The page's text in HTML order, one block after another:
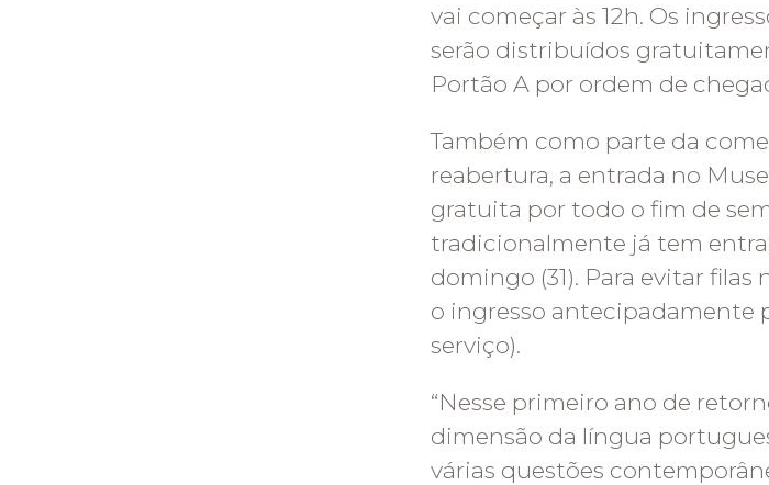
vai começar às 12h. Os
serão distribuídos
Portão A por ordem de
Também como parte da
reabertura, a entrada no
gratuita por todo o fim de
tradicionalmente já tem
domingo (31). Para evitar
o ingresso antecipadamente
serviço).
“Nesse primeiro ano de
dimensão da língua
várias questões